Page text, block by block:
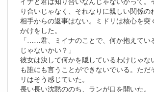
り合いじゃなく、それなりに親しい関係の
相手からの返事はない。ミドリは核心を突
かけをした。
「……君、ミイナのことで、何か抱えてい
じゃないかい？」
彼女は決して何かを隠しているわけじゃな
も誰にも言うことができないでいる。ただ
リはそう感じていた。
長い長い沈黙ののち、ランが口を開いた。